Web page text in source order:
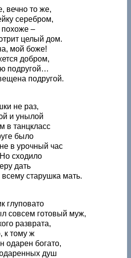
вечно то же,
серебром,
похоже –
целый дом.
мой боже!
добром,
подругой…
подругой.
не раз,
и унылой
в танцкласс
было
в урочный час
сходило
дать
старушка мать.
глуповато
совсем готовый муж,
разврата,
к тому ж
одарен богато,
душ